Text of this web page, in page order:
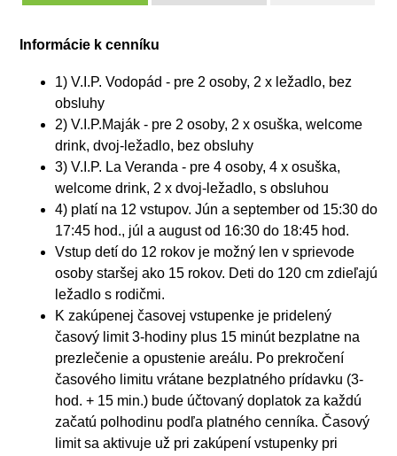
Informácie k cenníku
1) V.I.P. Vodopád - pre 2 osoby, 2 x ležadlo, bez
obsluhy
2) V.I.P.Maják - pre 2 osoby, 2 x osuška, welcome
drink, dvoj-ležadlo, bez obsluhy
3) V.I.P. La Veranda - pre 4 osoby, 4 x osuška,
welcome drink, 2 x dvoj-ležadlo, s obsluhou
4) platí na 12 vstupov. Jún a september od 15:30 do
17:45 hod., júl a august od 16:30 do 18:45 hod.
Vstup detí do 12 rokov je možný len v sprievode
osoby staršej ako 15 rokov. Deti do 120 cm zdieľajú
ležadlo s rodičmi.
K zakúpenej časovej vstupenke je pridelený
časový limit 3-hodiny plus 15 minút bezplatne na
prezlečenie a opustenie areálu. Po prekročení
časového limitu vrátane bezplatného prídavku (3-
hod. + 15 min.) bude účtovaný doplatok za každú
začatú polhodinu podľa platného cenníka. Časový
limit sa aktivuje už pri zakúpení vstupenky pri